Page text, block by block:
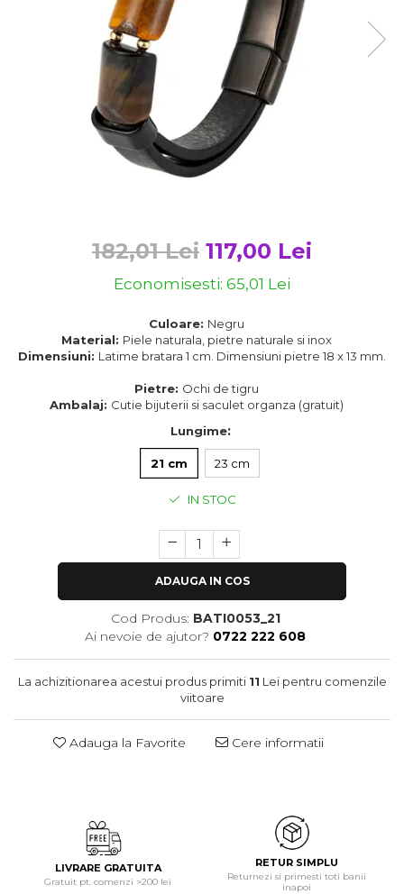
semipretioase
Bijuterii argint placat cu aur
Bijuterii argint cu diverse
Bijuterii argint cu murano
Bijuterii de Lux
Bijuterii gotice si rock
Bijuterii Handmade
Bijuterii fantezie
Casete si cutii de bijuterii
Bijuterii tungsten
Solutii si lavete de curatare
182,01 Lei 117,00 Lei
Economisesti: 65,01 Lei
Culoare: Negru
Material: Piele naturala, pietre naturale si inox
Dimensiuni: Latime bratara 1 cm. Dimensiuni pietre 18 x 13 mm.
Pietre: Ochi de tigru
Ambalaj: Cutie bijuterii si saculet organza (gratuit)
Lungime:
21 cm 23 cm
IN STOC
ADAUGA IN COS
Cod Produs: BATI0053_21
Ai nevoie de ajutor? 0722 222 608
La achizitionarea acestui produs primiti 11 Lei pentru comenzile
viitoare
Adauga la Favorite Cere informatii
LIVRARE GRATUITA
Gratuit pt. comenzi >200 lei
RETUR SIMPLU
Returnezi si primesti toti banii
inapoi